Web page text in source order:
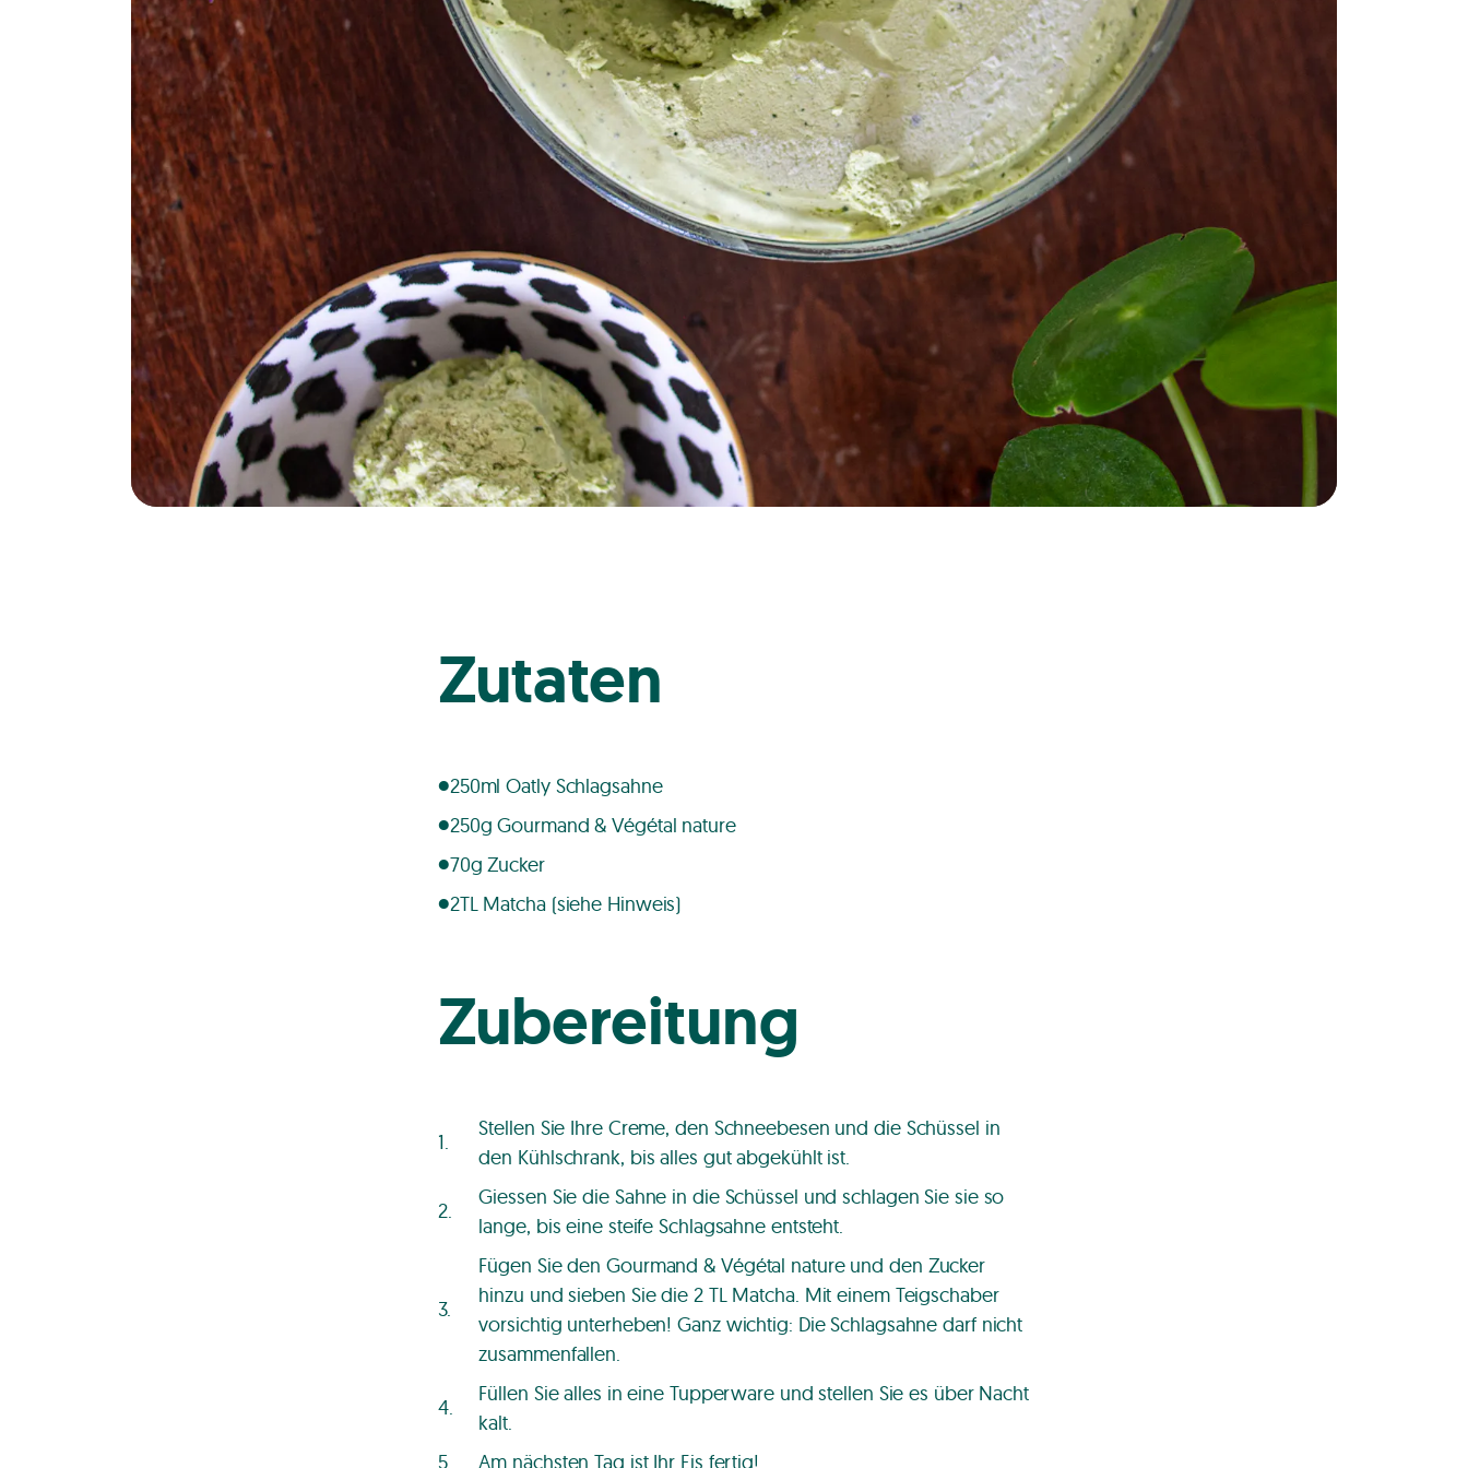
Zutaten
250ml Oatly Schlagsahne
250g Gourmand & Végétal nature
70g Zucker
2TL Matcha (siehe Hinweis)
Zubereitung
Stellen Sie Ihre Creme, den Schneebesen und die Schüssel in
den Kühlschrank, bis alles gut abgekühlt ist.
Giessen Sie die Sahne in die Schüssel und schlagen Sie sie so
lange, bis eine steife Schlagsahne entsteht.
Fügen Sie den Gourmand & Végétal nature und den Zucker
hinzu und sieben Sie die 2 TL Matcha. Mit einem Teigschaber
vorsichtig unterheben! Ganz wichtig: Die Schlagsahne darf nicht
zusammenfallen.
Füllen Sie alles in eine Tupperware und stellen Sie es über Nacht
kalt.
Am nächsten Tag ist Ihr Eis fertig!